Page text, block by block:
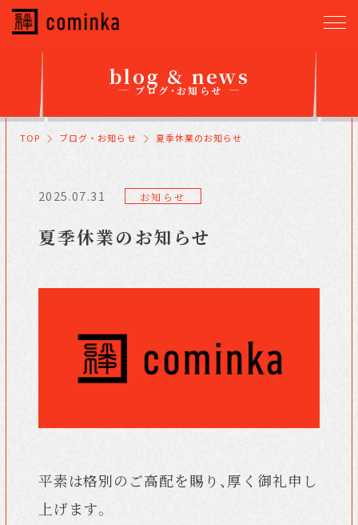
blog & news
ブログ・お知らせ
2025.07.31 お知らせ
夏季休業のお知らせ
平素は格別のご高配を賜り、厚く御礼申し
上げます。
TOP ブログ・お知らせ 夏季休業のお知らせ